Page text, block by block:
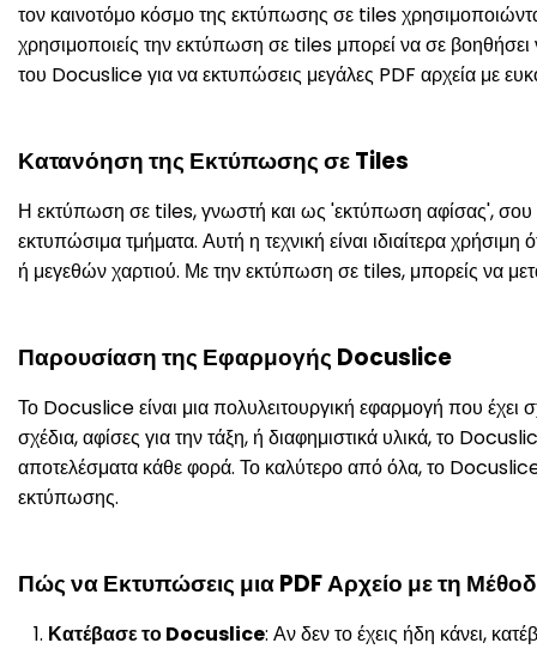
τον καινοτόμο κόσμο της εκτύπωσης σε tiles
χρησιμοποιείς την εκτύπωση σε tiles μπορεί να σε
του Docuslice για να εκτυπώσεις μεγάλες PDF αρχεία με
Κατανόηση της Εκτύπωσης σε Tiles
Η εκτύπωση σε tiles, γνωστή και ως 'εκτύπωση αφίσας', σου
εκτυπώσιμα τμήματα. Αυτή η τεχνική είναι ιδιαίτερα
ή μεγεθών χαρτιού. Με την εκτύπωση σε tiles, μπορείς να
Παρουσίαση της Εφαρμογής Docuslice
Το Docuslice είναι μια πολυλειτουργική εφαρμογή που έχει
σχέδια, αφίσες για την τάξη, ή διαφημιστικά υλικά, το
αποτελέσματα κάθε φορά. Το καλύτερο από όλα, το
εκτύπωσης.
Πώς να Εκτυπώσεις μια PDF Αρχείο με τη
Κατέβασε το Docuslice: Αν δεν το έχεις ήδη κάνει,